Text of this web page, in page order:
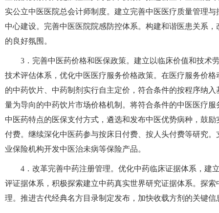
实公立中医医院总会计师制度。建立完善中医医疗质量管理
中心建设。完善中医医院院感防控体系。构建和谐医患关系
的良好氛围。
3．完善中医药价格和医保政策。建立以临床价值和技术
技术评估体系，优化中医医疗服务价格政策。在医疗服务价
的中药饮片、中药制剂实行自主定价，符合条件的按程序纳
量为导向的中药饮片市场价格机制。将符合条件的中医医疗
中医药特点的医保支付方式，遴选和发布中医优势病种，鼓
付费。继续深化中医药参与按床日付费、按人头付费等研究
业保险机构开发中医治未病等保险产品。
4．改革完善中药注册管理。优化中药临床证据体系，建
评证据体系，积极探索建立中药真实世界研究证据体系。探
理。推进古代经典名方目录制定发布，加快收载方剂的关键信